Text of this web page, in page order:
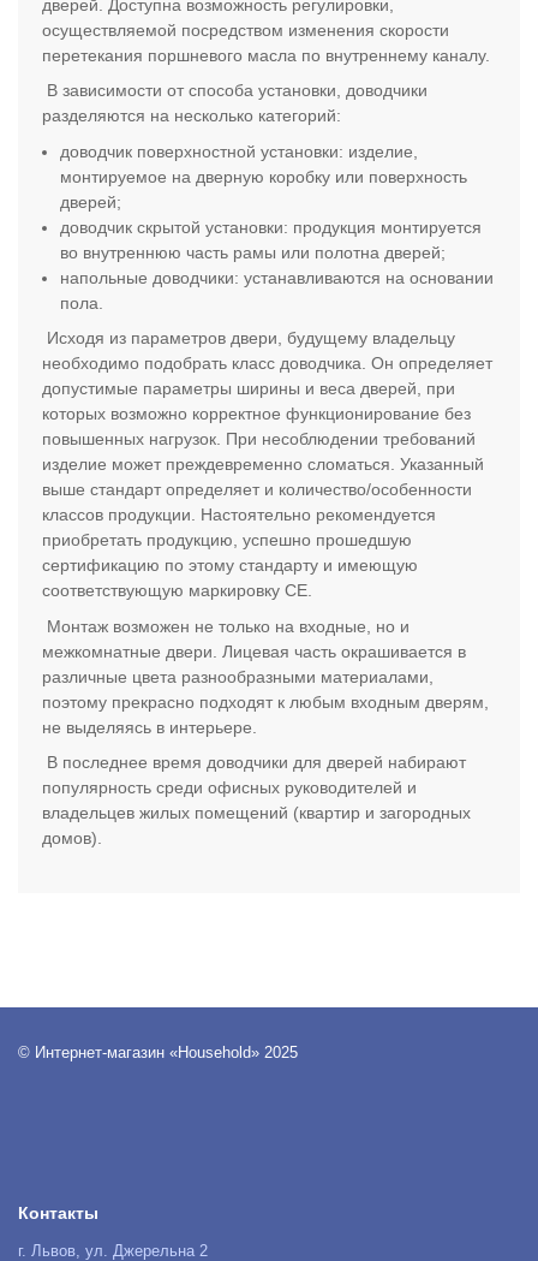
дверей. Доступна возможность регулировки,
осуществляемой посредством изменения скорости
перетекания поршневого масла по внутреннему каналу.
В зависимости от способа установки, доводчики
разделяются на несколько категорий:
доводчик поверхностной установки: изделие,
монтируемое на дверную коробку или поверхность
дверей;
доводчик скрытой установки: продукция монтируется
во внутреннюю часть рамы или полотна дверей;
напольные доводчики: устанавливаются на основании
пола.
Исходя из параметров двери, будущему владельцу
необходимо подобрать класс доводчика. Он определяет
допустимые параметры ширины и веса дверей, при
которых возможно корректное функционирование без
повышенных нагрузок. При несоблюдении требований
изделие может преждевременно сломаться. Указанный
выше стандарт определяет и количество/особенности
классов продукции. Настоятельно рекомендуется
приобретать продукцию, успешно прошедшую
сертификацию по этому стандарту и имеющую
соответствующую маркировку СЕ.
Монтаж возможен не только на входные, но и
межкомнатные двери. Лицевая часть окрашивается в
различные цвета разнообразными материалами,
поэтому прекрасно подходят к любым входным дверям,
не выделяясь в интерьере.
В последнее время доводчики для дверей набирают
популярность среди офисных руководителей и
владельцев жилых помещений (квартир и загородных
домов).
© Интернет-магазин «Household» 2025
Контакты
г. Львов, ул. Джерельна 2